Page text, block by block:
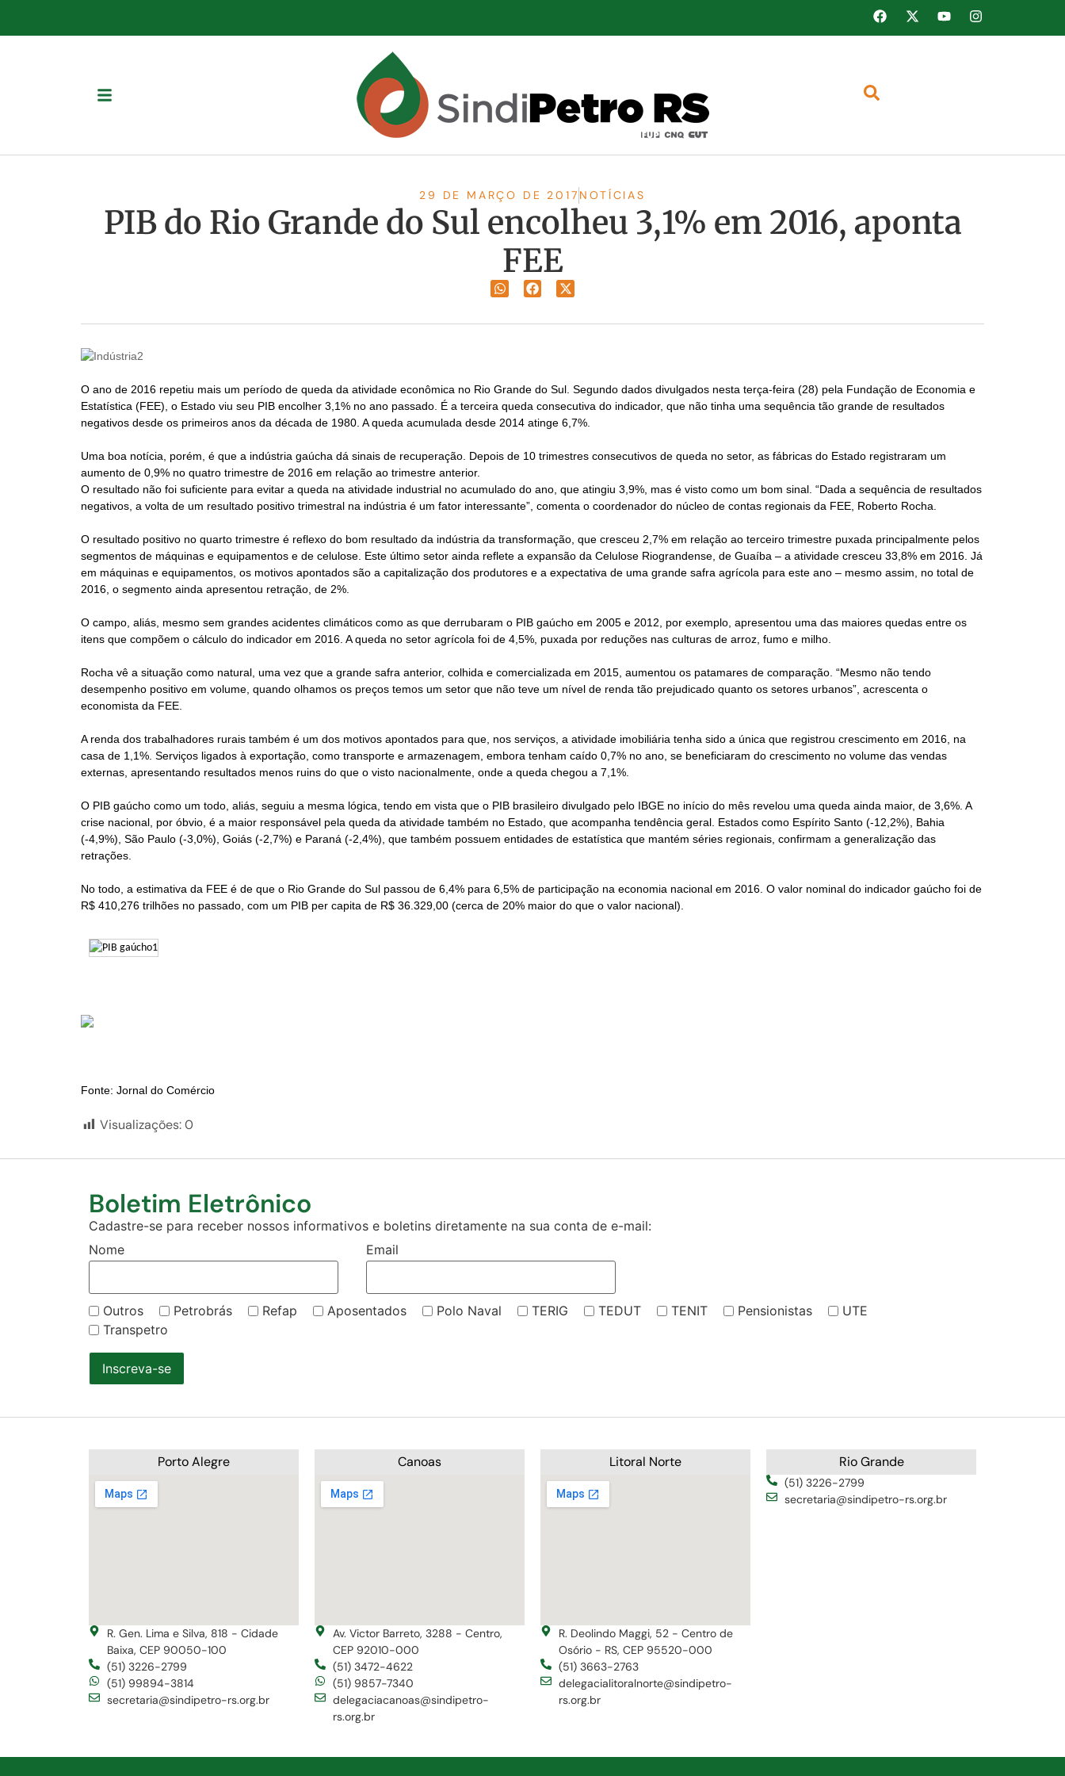
29 DE MARÇO DE 2017 NOTÍCIAS
PIB do Rio Grande do Sul encolheu 3,1% em 2016, aponta
FEE
O ano de 2016 repetiu mais um período de queda da atividade econômica no Rio Grande do Sul. Segundo dados divulgados nesta terça-feira (28) pela Fundação de Economia e
Estatística (FEE), o Estado viu seu PIB encolher 3,1% no ano passado. É a terceira queda consecutiva do indicador, que não tinha uma sequência tão grande de resultados
negativos desde os primeiros anos da década de 1980. A queda acumulada desde 2014 atinge 6,7%.
Uma boa notícia, porém, é que a indústria gaúcha dá sinais de recuperação. Depois de 10 trimestres consecutivos de queda no setor, as fábricas do Estado registraram um
aumento de 0,9% no quatro trimestre de 2016 em relação ao trimestre anterior.
O resultado não foi suficiente para evitar a queda na atividade industrial no acumulado do ano, que atingiu 3,9%, mas é visto como um bom sinal. “Dada a sequência de resultados
negativos, a volta de um resultado positivo trimestral na indústria é um fator interessante”, comenta o coordenador do núcleo de contas regionais da FEE, Roberto Rocha.
O resultado positivo no quarto trimestre é reflexo do bom resultado da indústria da transformação, que cresceu 2,7% em relação ao terceiro trimestre puxada principalmente pelos
segmentos de máquinas e equipamentos e de celulose. Este último setor ainda reflete a expansão da Celulose Riograndense, de Guaíba – a atividade cresceu 33,8% em 2016. Já
em máquinas e equipamentos, os motivos apontados são a capitalização dos produtores e a expectativa de uma grande safra agrícola para este ano – mesmo assim, no total de
2016, o segmento ainda apresentou retração, de 2%.
O campo, aliás, mesmo sem grandes acidentes climáticos como as que derrubaram o PIB gaúcho em 2005 e 2012, por exemplo, apresentou uma das maiores quedas entre os
itens que compõem o cálculo do indicador em 2016. A queda no setor agrícola foi de 4,5%, puxada por reduções nas culturas de arroz, fumo e milho.
Rocha vê a situação como natural, uma vez que a grande safra anterior, colhida e comercializada em 2015, aumentou os patamares de comparação. “Mesmo não tendo
desempenho positivo em volume, quando olhamos os preços temos um setor que não teve um nível de renda tão prejudicado quanto os setores urbanos”, acrescenta o
economista da FEE.
A renda dos trabalhadores rurais também é um dos motivos apontados para que, nos serviços, a atividade imobiliária tenha sido a única que registrou crescimento em 2016, na
casa de 1,1%. Serviços ligados à exportação, como transporte e armazenagem, embora tenham caído 0,7% no ano, se beneficiaram do crescimento no volume das vendas
externas, apresentando resultados menos ruins do que o visto nacionalmente, onde a queda chegou a 7,1%.
O PIB gaúcho como um todo, aliás, seguiu a mesma lógica, tendo em vista que o PIB brasileiro divulgado pelo IBGE no início do mês revelou uma queda ainda maior, de 3,6%. A
crise nacional, por óbvio, é a maior responsável pela queda da atividade também no Estado, que acompanha tendência geral. Estados como Espírito Santo (-12,2%), Bahia
(-4,9%), São Paulo (-3,0%), Goiás (-2,7%) e Paraná (-2,4%), que também possuem entidades de estatística que mantém séries regionais, confirmam a generalização das
retrações.
No todo, a estimativa da FEE é de que o Rio Grande do Sul passou de 6,4% para 6,5% de participação na economia nacional em 2016. O valor nominal do indicador gaúcho foi de
R$ 410,276 trilhões no passado, com um PIB per capita de R$ 36.329,00 (cerca de 20% maior do que o valor nacional).
Fonte: Jornal do Comércio
Visualizações:0
Boletim Eletrônico
Cadastre-se para receber nossos informativos e boletins diretamente na sua conta de e-mail:
Nome
Email
Outros Petrobrás Refap Aposentados Polo Naval TERIG TEDUT TENIT Pensionistas
UTE
Transpetro
Inscreva-se
Porto Alegre
R. Gen. Lima e Silva, 818 - Cidade
Baixa, CEP 90050-100
(51) 3226-2799
(51) 99894-3814
secretaria@sindipetro-rs.org.br
Canoas
Av. Victor Barreto, 3288 - Centro,
CEP 92010-000
(51) 3472-4622
(51) 9857-7340
delegaciacanoas@sindipetro-
rs.org.br
Litoral Norte
R. Deolindo Maggi, 52 - Centro de
Osório - RS, CEP 95520-000
(51) 3663-2763
delegacialitoralnorte@sindipetro-
rs.org.br
Rio Grande
(51) 3226-2799
secretaria@sindipetro-rs.org.br